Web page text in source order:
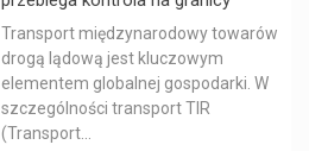
Transport międzynarodowy towarów
drogą lądową jest kluczowym
elementem globalnej gospodarki. W
szczególności transport TIR
(Transport...